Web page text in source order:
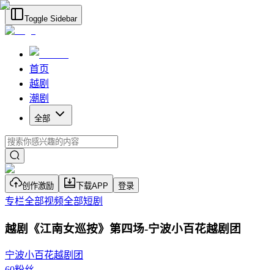
Toggle Sidebar
首页
越剧
潮剧
全部
创作激励 下载APP 登录
专栏全部视频全部短剧
越剧《江南女巡按》第四场-宁波小百花越剧团
宁波小百花越剧团